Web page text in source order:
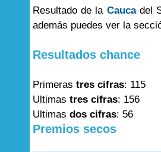
Resultado de la Caucadel
además puedes ver la
Resultados chance
Primeras tres cifras: 115
Ultimas tres cifras: 156
Ultimas dos cifras: 56
Premios secos